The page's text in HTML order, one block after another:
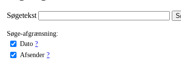
Søgetekst
Søge-afgrænsning:
Dato ?
Afsender ?